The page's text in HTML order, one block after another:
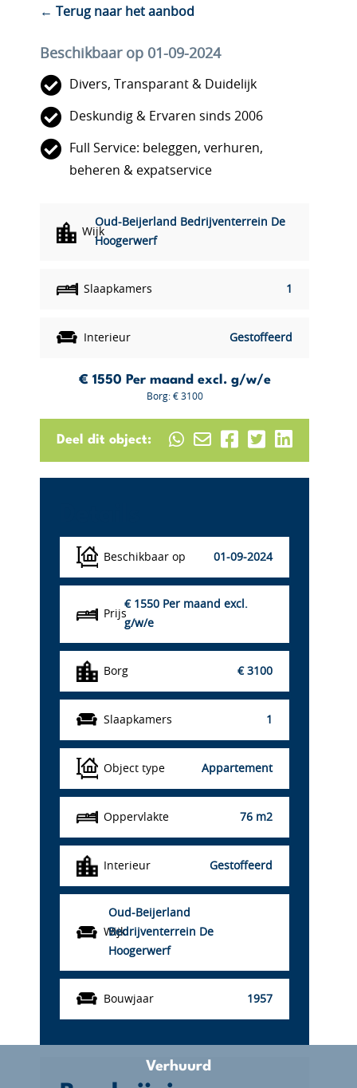
← Terug naar het aanbod
Beschikbaar op 01-09-2024
Divers, Transparant & Duidelijk
Deskundig & Ervaren sinds 2006
Full Service: beleggen, verhuren,
beheren & expatservice
Wijk
Oud-Beijerland Bedrijventerrein De
Hoogerwerf
Slaapkamers 1
Interieur Gestoffeerd
€ 1550 Per maand excl. g/w/e
Borg: € 3100
Verhuurd
Deel dit object:
Beschikbaar op 01-09-2024
Prijs
€ 1550 Per maand excl.
g/w/e
Borg € 3100
Slaapkamers 1
Object type Appartement
Oppervlakte 76 m2
Interieur Gestoffeerd
Wijk
Oud-Beijerland
Bedrijventerrein De
Hoogerwerf
Bouwjaar 1957